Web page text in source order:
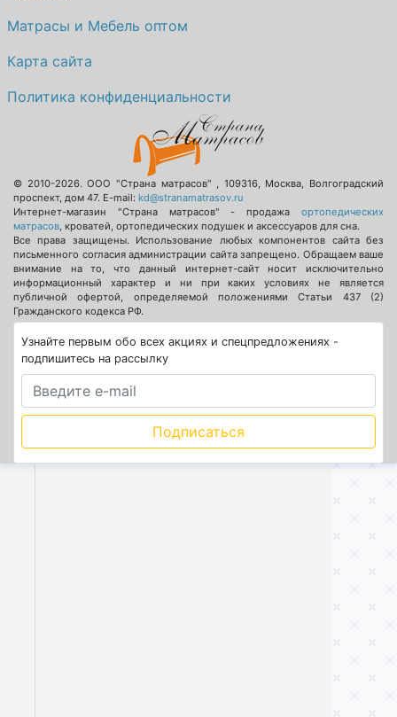
Матрасы и Мебель оптом
Карта сайта
Политика конфиденциальности
© 2010-2026.ООО "Страна матрасов" , 109316, Москва, Волгоградский
проспект, дом 47. E-mail: kd@stranamatrasov.ru
Интернет-магазин "Страна матрасов" - продажа ортопедических
матрасов, кроватей, ортопедических подушек и аксессуаров для сна.
Все права защищены. Использование любых компонентов сайта без
письменного согласия администрации сайта запрещено. Обращаем ваше
внимание на то, что данный интернет-сайт носит исключительно
информационный характер и ни при каких условиях не является
публичной офертой, определяемой положениями Статьи 437 (2)
Гражданского кодекса РФ.
Узнайте первым обо всех акциях и спецпредложениях -
подпишитесь на рассылку